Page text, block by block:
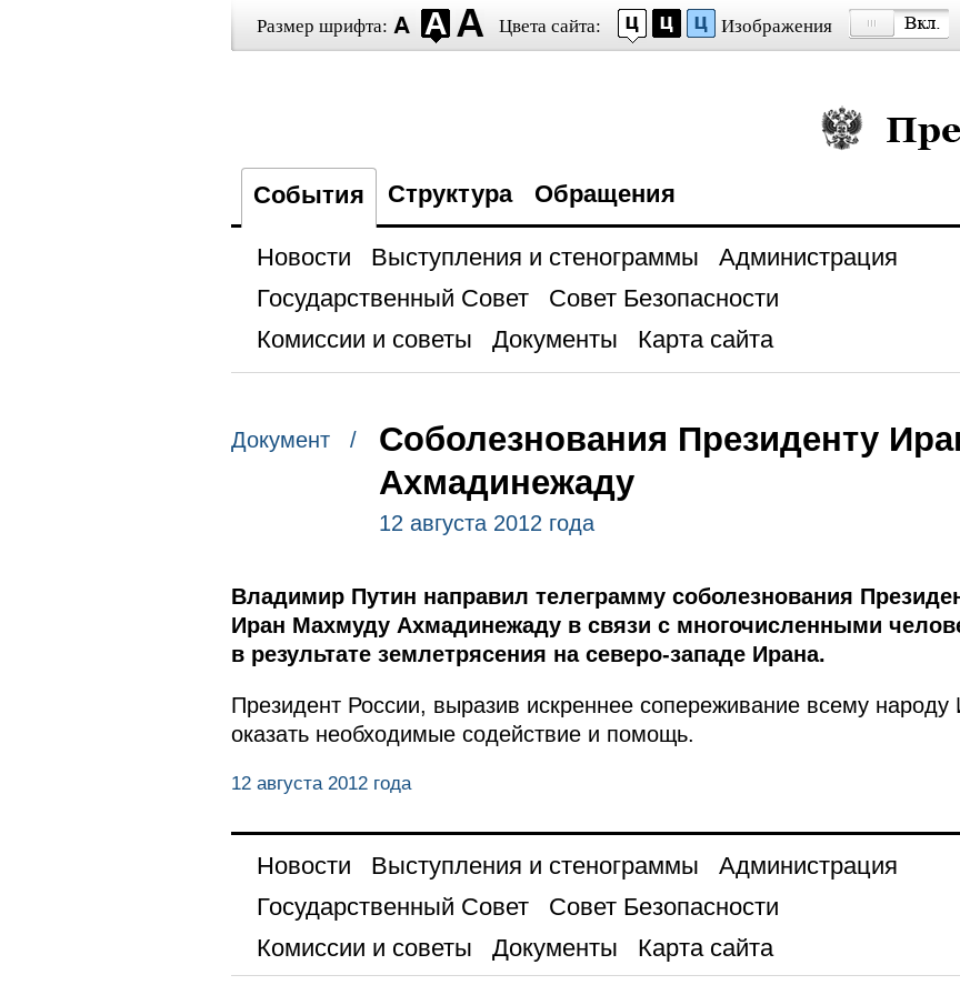
Размер шрифта: Цвета сайта: Изображения
Президент
События Структура Обращения
Новости Выступления и стенограммы
Администрация
Государственный Совет
Совет Безопасности
Комиссии и советы
Документы Карта сайта
Документ /
Соболезнования Президенту
Ахмадинежаду
12 августа 2012 года
Владимир Путин направил телеграмму соболезнования
Иран Махмуду Ахмадинежаду в связи с многочисленными
в результате землетрясения на северо-западе Ирана.
Президент России, выразив искреннее сопереживание всему
оказать необходимые содействие и помощь.
12 августа 2012 года
Новости Выступления и стенограммы
Администрация
Государственный Совет
Совет Безопасности
Комиссии и советы
Документы Карта сайта